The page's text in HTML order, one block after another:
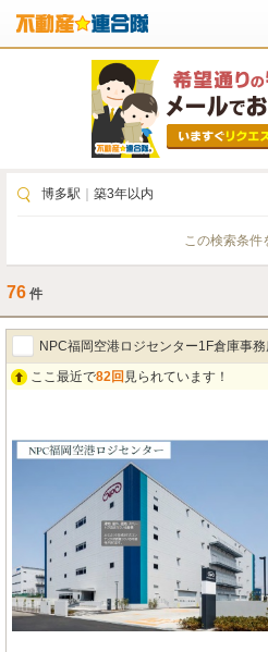
博多駅 築3年以内
この検索条件
76 件
NPC福岡空港ロジセンター1F倉庫事
ここ最近で82回 見られています！